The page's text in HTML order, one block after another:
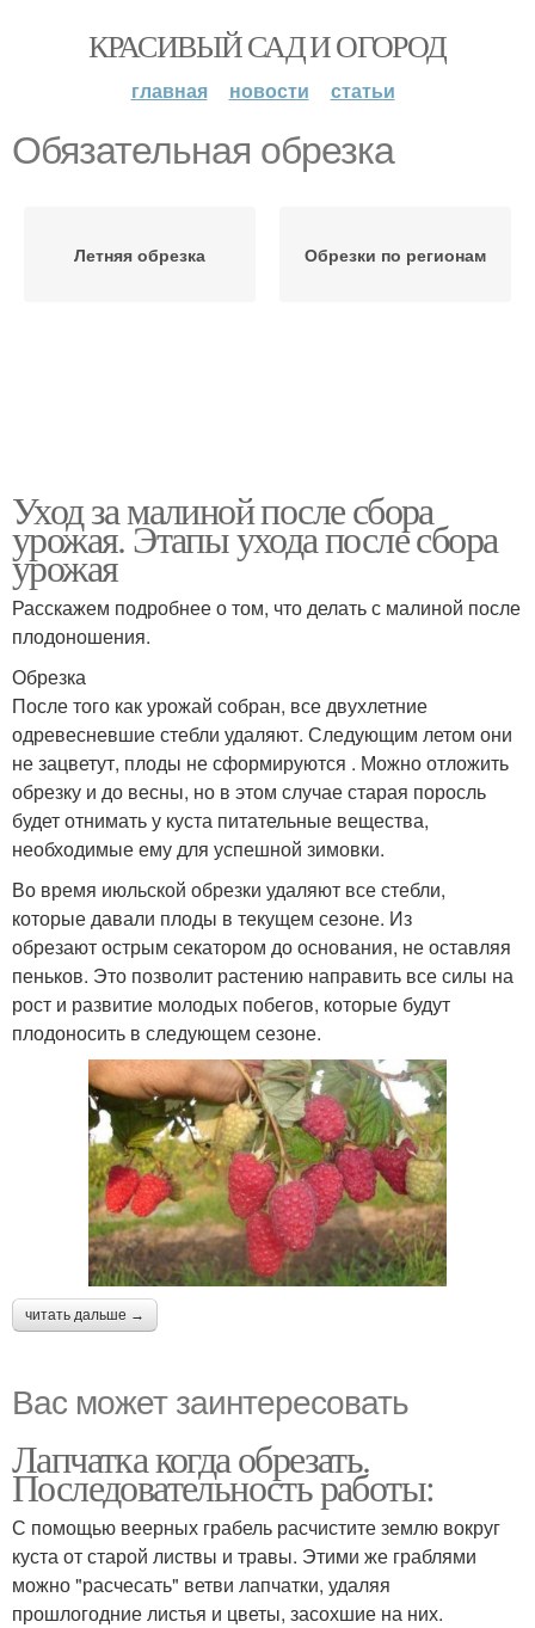
КРАСИВЫЙ САД И ОГОРОД
главная новости статьи
Обязательная обрезка
Летняя обрезка Обрезки по регионам
Уход за малиной после сбора
урожая. Этапы ухода после сбора
урожая
Расскажем подробнее о том, что делать с малиной после
плодоношения.
Обрезка
После того как урожай собран, все двухлетние
одревесневшие стебли удаляют. Следующим летом они
не зацветут, плоды не сформируются . Можно отложить
обрезку и до весны, но в этом случае старая поросль
будет отнимать у куста питательные вещества,
необходимые ему для успешной зимовки.
Во время июльской обрезки удаляют все стебли,
которые давали плоды в текущем сезоне. Из
обрезают острым секатором до основания, не оставляя
пеньков. Это позволит растению направить все силы на
рост и развитие молодых побегов, которые будут
плодоносить в следующем сезоне.
читать дальше →
Вас может заинтересовать
Лапчатка когда обрезать.
Последовательность работы:
С помощью веерных грабель расчистите землю вокруг
куста от старой листвы и травы. Этими же граблями
можно "расчесать" ветви лапчатки, удаляя
прошлогодние листья и цветы, засохшие на них.